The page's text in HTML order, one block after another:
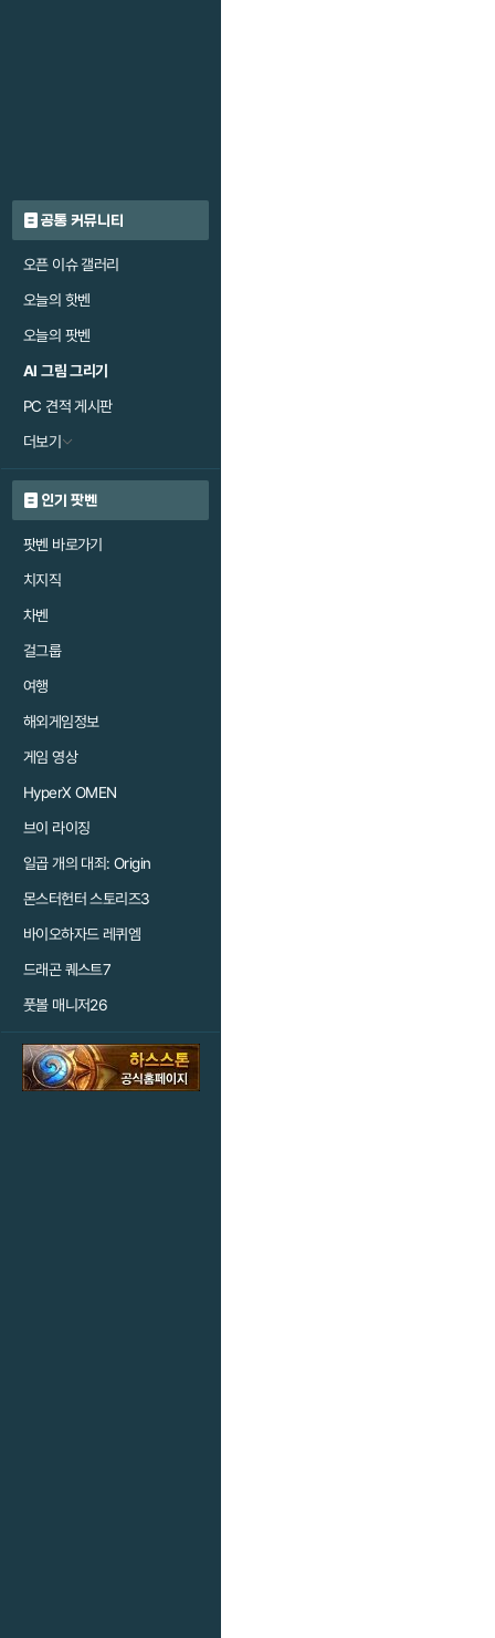
공통 커뮤니티
오픈 이슈 갤러리
오늘의 핫벤
오늘의 팟벤
AI 그림 그리기
PC 견적 게시판
더보기
인기 팟벤
팟벤 바로가기
치지직
차벤
걸그룹
여행
해외게임정보
게임 영상
HyperX OMEN
브이 라이징
일곱 개의 대죄: Origin
몬스터헌터 스토리즈3
바이오하자드 레퀴엠
드래곤 퀘스트7
풋볼 매니저26